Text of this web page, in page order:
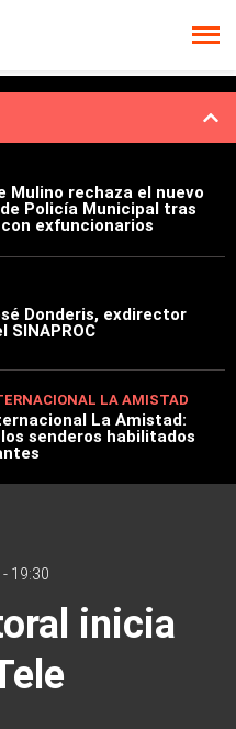
Mulino rechaza el nuevo
Policía Municipal tras
exfuncionarios
Donderis, exdirector
SINAPROC
LA AMISTAD
La Amistad:
senderos habilitados
19:30
inicia